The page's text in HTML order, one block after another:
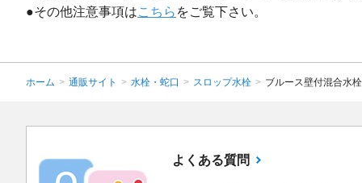
●その他注意事項はこちら をご覧下さい。
ホーム > 通販サイト > 水栓・蛇口 > スロップ水栓 > ブルース壁付混合水
よくある質問